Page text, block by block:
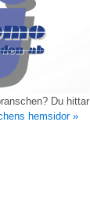
Du hittar
hemsidor »